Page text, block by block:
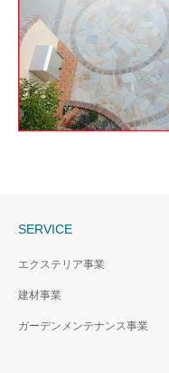
SERVICE
エクステリア事業
建材事業
ガーデンメンテナンス事業